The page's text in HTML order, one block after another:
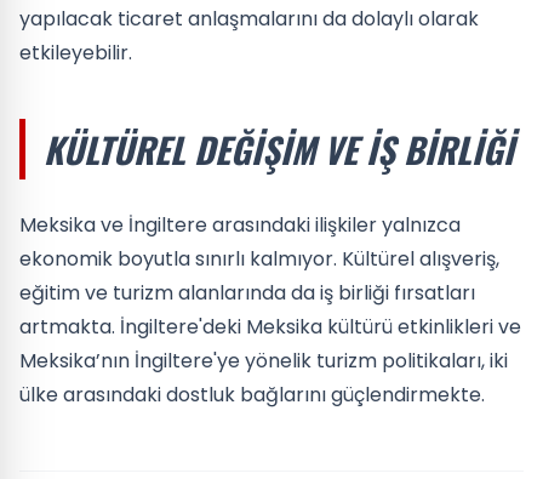
yapılacak ticaret anlaşmalarını da dolaylı olarak
etkileyebilir.
KÜLTÜREL DEĞIŞIM VE İŞ BIRLIĞI
Meksika ve İngiltere arasındaki ilişkiler yalnızca
ekonomik boyutla sınırlı kalmıyor. Kültürel alışveriş,
eğitim ve turizm alanlarında da iş birliği fırsatları
artmakta. İngiltere'deki Meksika kültürü etkinlikleri ve
Meksika’nın İngiltere'ye yönelik turizm politikaları, iki
ülke arasındaki dostluk bağlarını güçlendirmekte.